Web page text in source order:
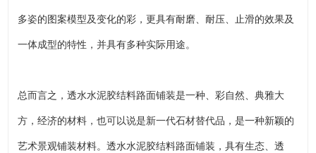
多姿的图案模型及变化的彩，更具有耐磨、耐压、止滑的效果及
一体成型的特性，并具有多种实际用途。
总而言之，透水水泥胶结料路面铺装是一种、彩自然、典雅大
方，经济的材料，也可以说是新一代石材替代品，是一种新颖的
艺术景观铺装材料。透水水泥胶结料路面铺装，具有生态、透